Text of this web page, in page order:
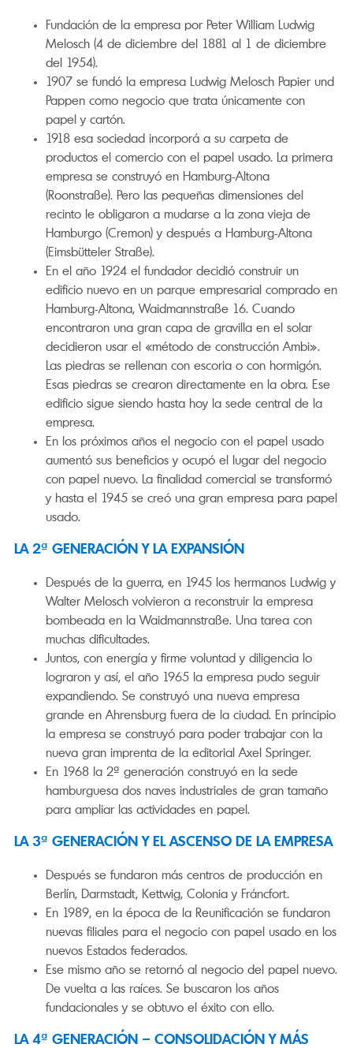
Fundación de la empresa por Peter William Ludwig
Melosch (4 de diciembre del 1881 al 1 de diciembre
del 1954).
1907 se fundó la empresa Ludwig Melosch Papier und
Pappen como negocio que trata únicamente con
papel y cartón.
1918 esa sociedad incorporá a su carpeta de
productos el comercio con el papel usado. La primera
empresa se construyó en Hamburg-Altona
(Roonstraße). Pero las pequeñas dimensiones del
recinto le obligaron a mudarse a la zona vieja de
Hamburgo (Cremon) y después a Hamburg-Altona
(Eimsbütteler Straße).
En el año 1924 el fundador decidió construir un
edificio nuevo en un parque empresarial comprado en
Hamburg-Altona, Waidmannstraße 16. Cuando
encontraron una gran capa de gravilla en el solar
decidieron usar el «método de construcción Ambi».
Las piedras se rellenan con escoria o con hormigón.
Esas piedras se crearon directamente en la obra. Ese
edificio sigue siendo hasta hoy la sede central de la
empresa.
En los próximos años el negocio con el papel usado
aumentó sus beneficios y ocupó el lugar del negocio
con papel nuevo. La finalidad comercial se transformó
y hasta el 1945 se creó una gran empresa para papel
usado.
LA 2ª GENERACIÓN Y LA EXPANSIÓN
Después de la guerra, en 1945 los hermanos Ludwig y
Walter Melosch volvieron a reconstruir la empresa
bombeada en la Waidmannstraße. Una tarea con
muchas dificultades.
Juntos, con energía y firme voluntad y diligencia lo
lograron y así, el año 1965 la empresa pudo seguir
expandiendo. Se construyó una nueva empresa
grande en Ahrensburg fuera de la ciudad. En principio
la empresa se construyó para poder trabajar con la
nueva gran imprenta de la editorial Axel Springer.
En 1968 la 2ª generación construyó en la sede
hamburguesa dos naves industriales de gran tamaño
para ampliar las actividades en papel.
LA 3ª GENERACIÓN Y EL ASCENSO DE LA EMPRESA
Después se fundaron más centros de producción en
Berlín, Darmstadt, Kettwig, Colonia y Fráncfort.
En 1989, en la época de la Reunificación se fundaron
nuevas filiales para el negocio con papel usado en los
nuevos Estados federados.
Ese mismo año se retornó al negocio del papel nuevo.
De vuelta a las raíces. Se buscaron los años
fundacionales y se obtuvo el éxito con ello.
LA 4ª GENERACIÓN – CONSOLIDACIÓN Y MÁS